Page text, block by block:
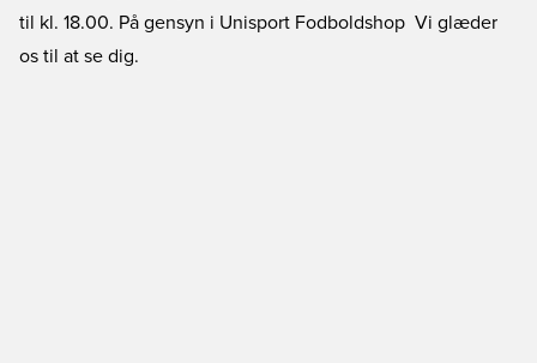
til kl. 18.00. På gensyn i Unisport Fodboldshop  Vi glæder
os til at se dig.